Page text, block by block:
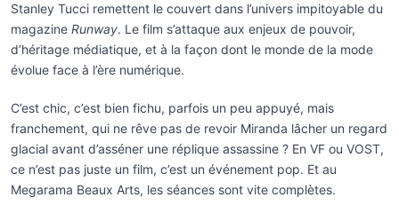
Stanley Tucci remettent le couvert dans l’univers impitoyable du
magazine Runway. Le film s’attaque aux enjeux de pouvoir,
d’héritage médiatique, et à la façon dont le monde de la mode
évolue face à l’ère numérique.
C’est chic, c’est bien fichu, parfois un peu appuyé, mais
franchement, qui ne rêve pas de revoir Miranda lâcher un regard
glacial avant d’asséner une réplique assassine ? En VF ou VOST,
ce n’est pas juste un film, c’est un événement pop. Et au
Megarama Beaux Arts, les séances sont vite complètes.